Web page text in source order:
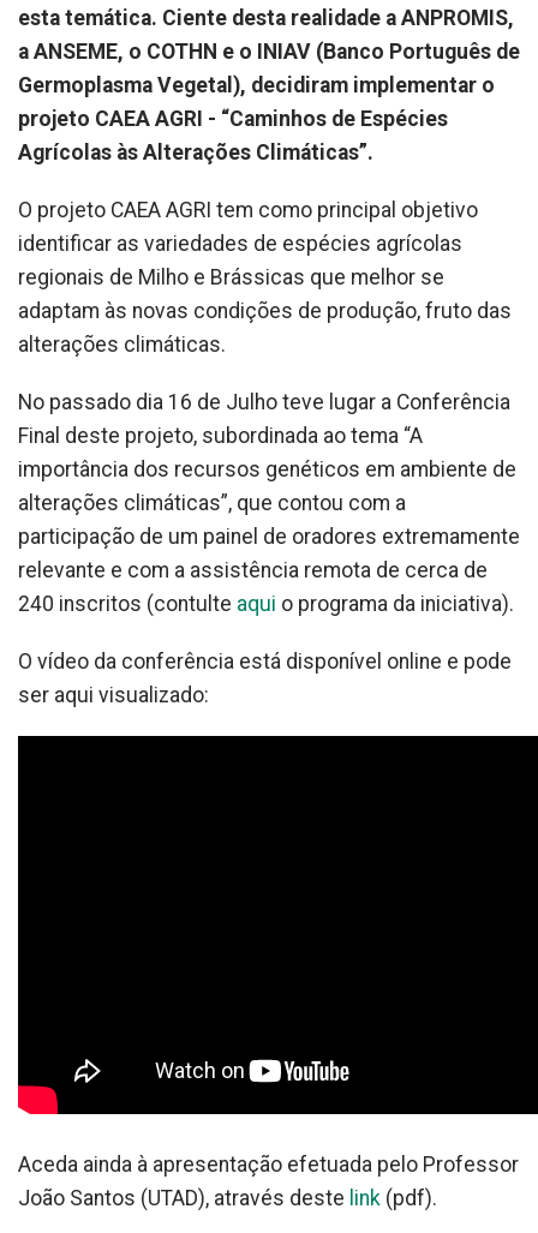
esta temática. Ciente desta realidade a ANPROMIS,
a ANSEME, o COTHN e o INIAV (Banco Português de
Germoplasma Vegetal), decidiram implementar o
projeto CAEA AGRI - “Caminhos de Espécies
Agrícolas às Alterações Climáticas”.
O projeto CAEA AGRI tem como principal objetivo
identificar as variedades de espécies agrícolas
regionais de Milho e Brássicas que melhor se
adaptam às novas condições de produção, fruto das
alterações climáticas.
No passado dia 16 de Julho teve lugar a Conferência
Final deste projeto, subordinada ao tema “A
importância dos recursos genéticos em ambiente de
alterações climáticas”, que contou com a
participação de um painel de oradores extremamente
relevante e com a assistência remota de cerca de
240 inscritos (contulte aqui o programa da iniciativa).
O vídeo da conferência está disponível online e pode
ser aqui visualizado:
Aceda ainda à apresentação efetuada pelo Professor
João Santos (UTAD), através deste link (pdf).